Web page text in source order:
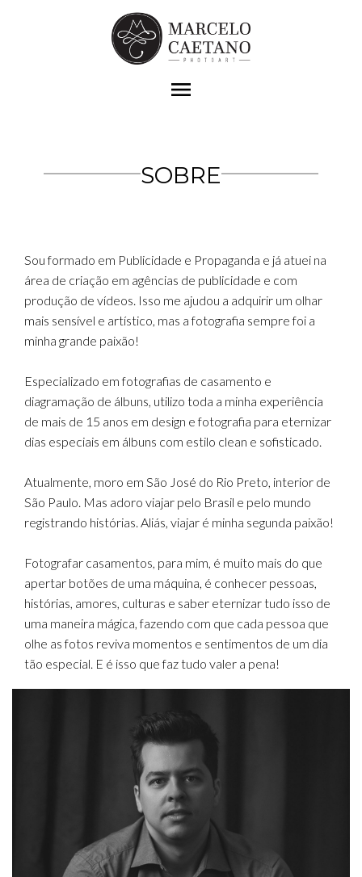
menu
SOBRE
Sou formado em Publicidade e Propaganda e já atuei na
área de criação em agências de publicidade e com
produção de vídeos. Isso me ajudou a adquirir um olhar
mais sensível e artístico, mas a fotografia sempre foi a
minha grande paixão!
Especializado em fotografias de casamento e
diagramação de álbuns, utilizo toda a minha experiência
de mais de 15 anos em design e fotografia para eternizar
dias especiais em álbuns com estilo clean e sofisticado.
Atualmente, moro em São José do Rio Preto, interior de
São Paulo. Mas adoro viajar pelo Brasil e pelo mundo
registrando histórias. Aliás, viajar é minha segunda paixão!
Fotografar casamentos, para mim, é muito mais do que
apertar botões de uma máquina, é conhecer pessoas,
histórias, amores, culturas e saber eternizar tudo isso de
uma maneira mágica, fazendo com que cada pessoa que
olhe as fotos reviva momentos e sentimentos de um dia
tão especial. E é isso que faz tudo valer a pena!